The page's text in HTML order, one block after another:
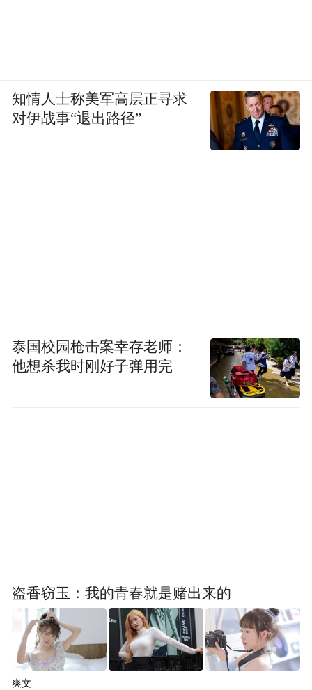
知情人士称美军高层正寻求
对伊战事“退出路径”
泰国校园枪击案幸存老师：
他想杀我时刚好子弹用完
盗香窃玉：我的青春就是赌出来的
爽文